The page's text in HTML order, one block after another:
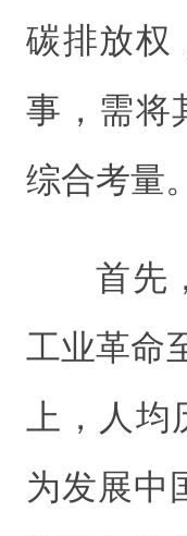
碳排放权
事，需将
综合考量。
首先
工业革命
上，人
为发展中